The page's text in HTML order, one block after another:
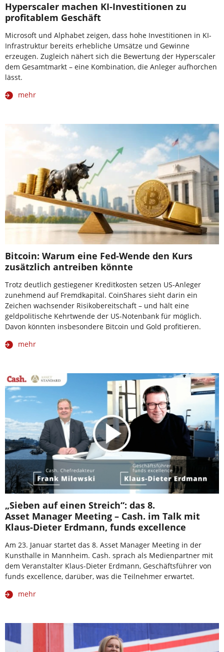
Hyperscaler machen KI-Investitionen zu
profitablem Geschäft
Microsoft und Alphabet zeigen, dass hohe Investitionen in KI-
Infrastruktur bereits erhebliche Umsätze und Gewinne
erzeugen. Zugleich nähert sich die Bewertung der Hyperscaler
dem Gesamtmarkt – eine Kombination, die Anleger aufhorchen
lässt.
mehr
Bitcoin: Warum eine Fed-Wende den Kurs
zusätzlich antreiben könnte
Trotz deutlich gestiegener Kreditkosten setzen US-Anleger
zunehmend auf Fremdkapital. CoinShares sieht darin ein
Zeichen wachsender Risikobereitschaft – und hält eine
geldpolitische Kehrtwende der US-Notenbank für möglich.
Davon könnten insbesondere Bitcoin und Gold profitieren.
mehr
„Sieben auf einen Streich“: das 8.
Asset Manager Meeting – Cash. im Talk mit
Klaus-Dieter Erdmann, funds excellence
Am 23. Januar startet das 8. Asset Manager Meeting in der
Kunsthalle in Mannheim. Cash. sprach als Medienpartner mit
dem Veranstalter Klaus-Dieter Erdmann, Geschäftsführer von
funds excellence, darüber, was die Teilnehmer erwartet.
mehr